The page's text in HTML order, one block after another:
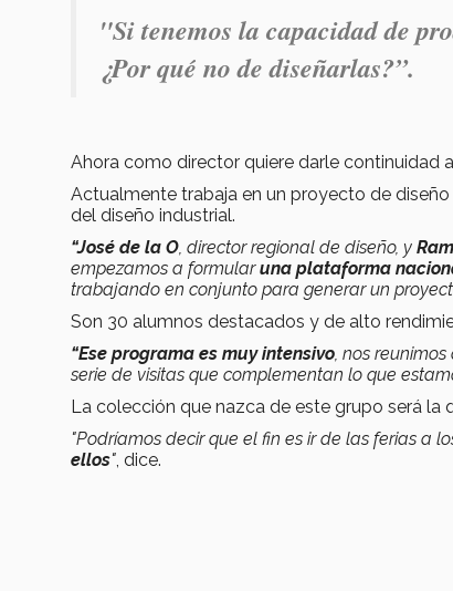
"Si tenemos la capacidad de
¿Por qué no de diseñarlas?”.
Ahora como director quiere darle continuidad
Actualmente trabaja en un proyecto de
del diseño industrial.
“José de la O, director regional de diseño, y
empezamos a formularuna plataforma
trabajando en conjunto para generar un
Son 30 alumnos destacados y de alto
“Ese programa es muy intensivo, nos
serie de visitas que complementan lo que
La colección que nazca de este grupo será la
"Podríamos decir que el fin es ir de las ferias a
ellos", dice.